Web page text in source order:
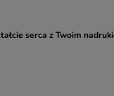
serca z Twoim